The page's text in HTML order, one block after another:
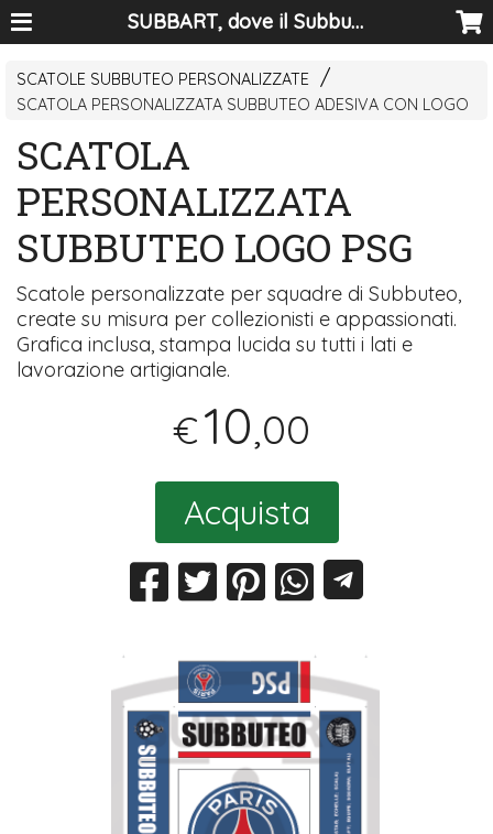
SUBBART, dove il Subbuteo diventa arte
SCATOLE SUBBUTEO PERSONALIZZATE
SCATOLA PERSONALIZZATA SUBBUTEO ADESIVA CON LOGO
SCATOLA
PERSONALIZZATA
SUBBUTEO LOGO PSG
Scatole personalizzate per squadre di Subbuteo,
create su misura per collezionisti e appassionati.
Grafica inclusa, stampa lucida su tutti i lati e
lavorazione artigianale.
€10,00
Acquista